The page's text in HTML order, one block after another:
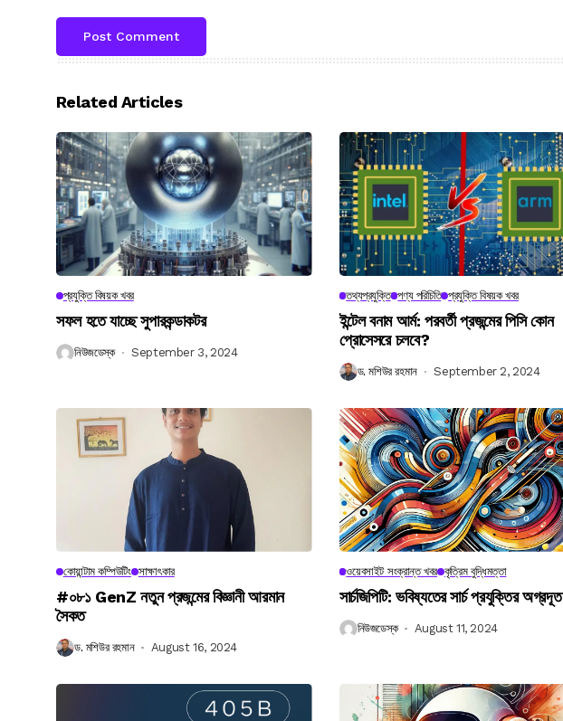
Related Articles
প্রযুক্তি বিষয়ক খবর
সফল হতে যাচ্ছে সুপারকন্ডাকটর
নিউজডেস্ক September 3, 2024
তথ্যপ্রযুক্তি পণ্য পরিচিতি প্রযুক্তি বিষয়ক খবর
ইন্টেল বনাম আর্ম: পরবর্তী প্রজন্মের পিসি কোন
প্রোসেসরে চলবে?
ড. মশিউর রহমান September 2, 2024
কোয়ান্টাম কম্পিউটিং সাক্ষাৎকার
#০৮১ GenZ নতুন প্রজন্মের বিজ্ঞানী আরমান
সৈকত
ড. মশিউর রহমান August 16, 2024
ওয়েবসাইট সংক্রান্ত খবর কৃত্রিম বুদ্ধিমত্তা
সার্চজিপিটি: ভবিষ্যতের সার্চ প্রযুক্তির অগ্রদূত
নিউজডেস্ক August 11, 2024